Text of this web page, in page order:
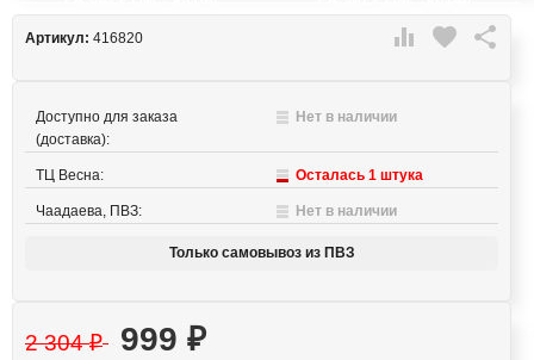
 favorite 
Артикул: 416820
Доступно для заказа
(доставка):
Нет в наличии
ТЦ Весна: Осталась 1 штука
Чаадаева, ПВЗ: Нет в наличии
Только самовывоз из ПВЗ
2 304₽ 999 ₽